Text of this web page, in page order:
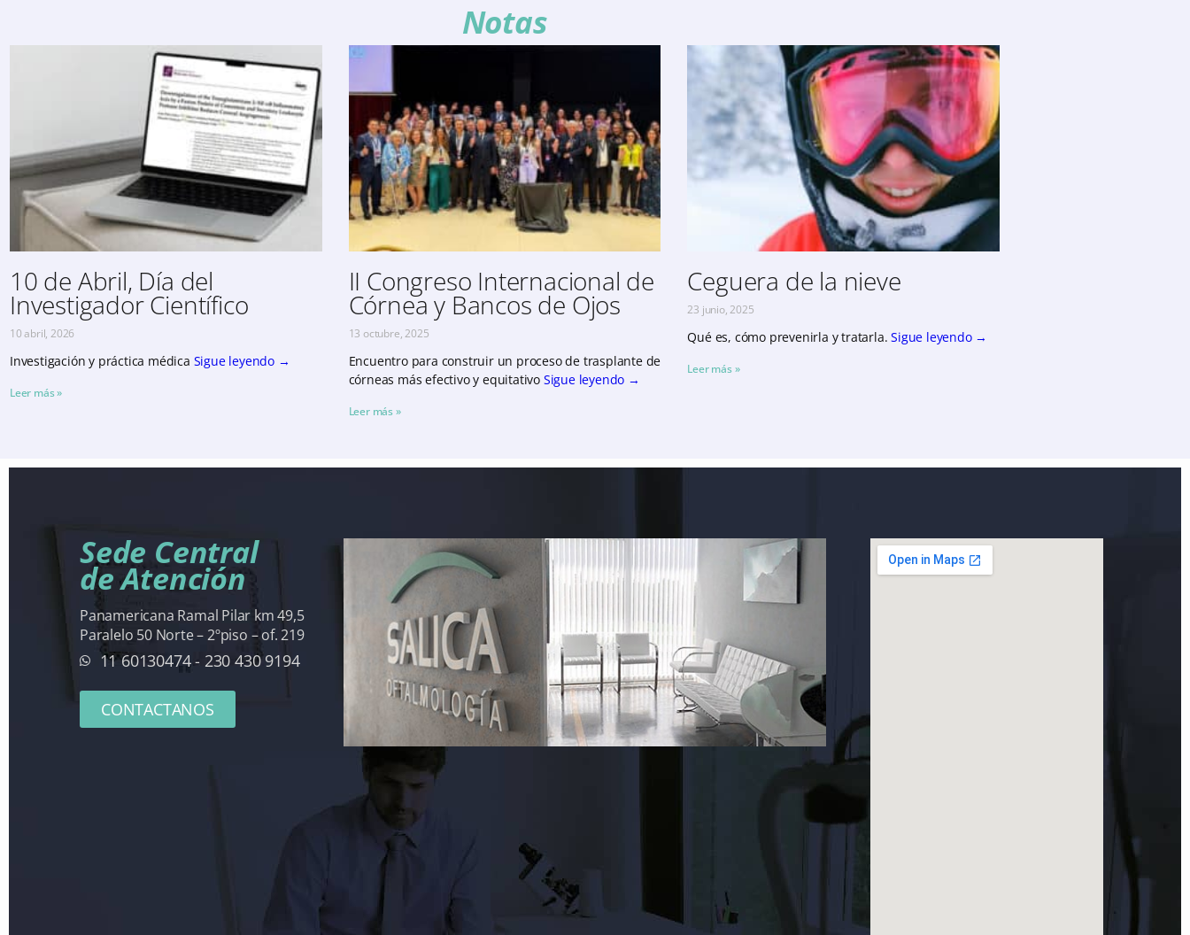
Notas
10 de Abril, Día del
Investigador Científico
10 abril, 2026
Investigación y práctica médica Sigue leyendo →
Leer más »
II Congreso Internacional de
Córnea y Bancos de Ojos
13 octubre, 2025
Encuentro para construir un proceso de trasplante de
córneas más efectivo y equitativo Sigue leyendo →
Leer más »
Ceguera de la nieve
23 junio, 2025
Qué es, cómo prevenirla y tratarla.Sigue leyendo →
Leer más »
Sede Central
de Atención
Panamericana Ramal Pilar km 49,5
Paralelo 50 Norte – 2ºpiso – of. 219
11 60130474 - 230 430 9194
CONTACTANOS